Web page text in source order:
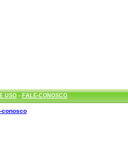
USO- FALE-CONOSCO
conosco